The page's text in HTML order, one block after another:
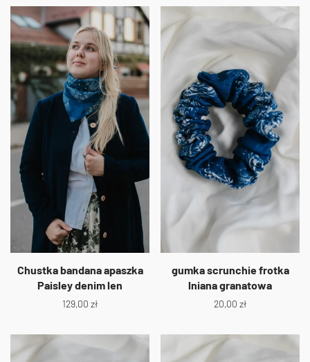
Chustka bandana apaszka
Paisley denim len
129,00 zł
gumka scrunchie frotka
lniana granatowa
20,00 zł